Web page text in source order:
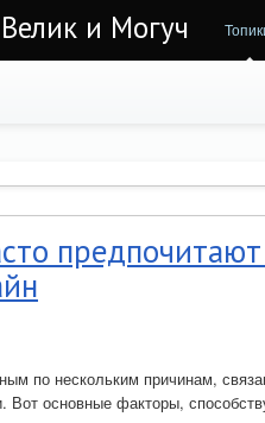
и Могуч
по нескольким причинам,
Вот основные факторы,